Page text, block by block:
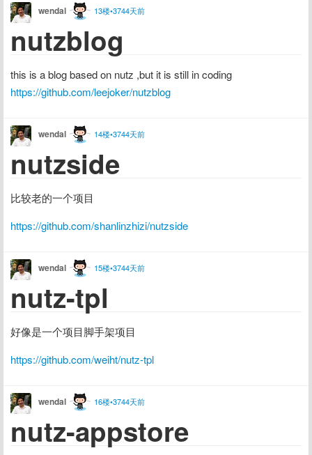
wendal 13楼•3744天前
nutzblog
this is a blog based on nutz ,but it is still in coding
https://github.com/leejoker/nutzblog
wendal 14楼•3744天前
nutzside
比较老的一个项目
https://github.com/shanlinzhizi/nutzside
wendal 15楼•3744天前
nutz-tpl
好像是一个项目脚手架项目
https://github.com/weiht/nutz-tpl
wendal 16楼•3744天前
nutz-appstore